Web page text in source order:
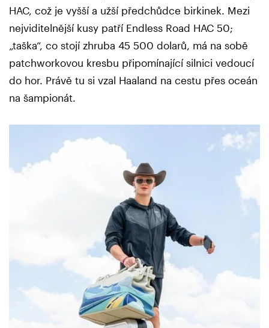
HAC, což je vyšší a užší předchůdce birkinek. Mezi
nejviditelnější kusy patří Endless Road HAC 50;
„taška“, co stojí zhruba 45 500 dolarů, má na sobě
patchworkovou kresbu připomínající silnici vedoucí
do hor. Právě tu si vzal Haaland na cestu přes oceán
na šampionát.